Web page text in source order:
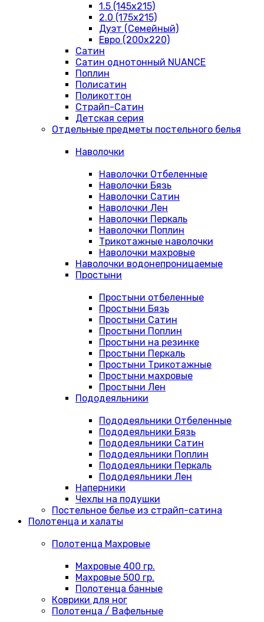
1.5 (145х215)
2.0 (175х215)
Дуэт (Семейный)
Евро (200х220)
Сатин
Сатин однотонный NUANCE
Поплин
Полисатин
Поликоттон
Страйп-Сатин
Детская серия
Отдельные предметы постельного белья
Наволочки
Наволочки Отбеленные
Наволочки Бязь
Наволочки Сатин
Наволочки Лен
Наволочки Перкаль
Наволочки Поплин
Трикотажные наволочки
Наволочки махровые
Наволочки водонепроницаемые
Простыни
Простыни отбеленные
Простыни Бязь
Простыни Сатин
Простыни Поплин
Простыни на резинке
Простыни Перкаль
Простыни Трикотажные
Простыни махровые
Простыни Лен
Пододеяльники
Пододеяльники Отбеленные
Пододеяльники Бязь
Пододеяльники Сатин
Пододеяльники Поплин
Пододеяльники Перкаль
Пододеяльники Лен
Наперники
Чехлы на подушки
Постельное белье из страйп-сатина
Полотенца и халаты
Полотенца Махровые
Махровые 400 гр.
Махровые 500 гр.
Полотенца банные
Коврики для ног
Полотенца / Вафельные